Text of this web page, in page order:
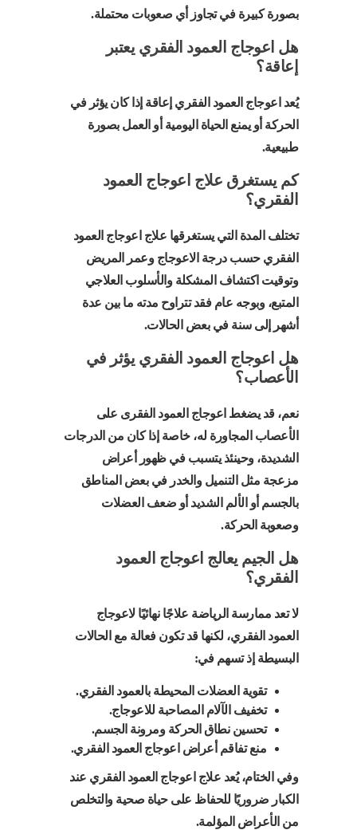
بصورة كبيرة في تجاوز أي صعوبات محتملة.
هل اعوجاج العمود الفقري يعتبر
إعاقة؟
يُعد اعوجاج العمود الفقري إعاقة إذا كان يؤثر في
الحركة أو يمنع الحياة اليومية أو العمل بصورة
طبيعية.
كم يستغرق علاج اعوجاج العمود
الفقري؟
تختلف المدة التي يستغرقها علاج اعوجاج العمود
الفقري حسب درجة الاعوجاج وعمر المريض
وتوقيت اكتشاف المشكلة والأسلوب العلاجي
المتبع، وبوجه عام فقد تتراوح مدته ما بين عدة
أشهر إلى سنة في بعض الحالات.
هل اعوجاج العمود الفقري يؤثر في
الأعصاب؟
نعم، قد يضغط اعوجاج العمود الفقرى على
الأعصاب المجاورة له، خاصة إذا كان من الدرجات
الشديدة، وحينئذ يتسبب في ظهور أعراض
مزعجة مثل التنميل والخدر في بعض المناطق
بالجسم أو الألم الشديد أو ضعف العضلات
وصعوبة الحركة.
هل الجيم يعالج اعوجاج العمود
الفقري؟
لا تعد ممارسة الرياضة علاجًا نهائيًا لاعوجاج
العمود الفقري، لكنها قد تكون فعالة مع الحالات
البسيطة إذ تسهم في:
تقوية العضلات المحيطة بالعمود الفقري.
تخفيف الآلام المصاحبة للاعوجاج.
تحسين نطاق الحركة ومرونة الجسم.
منع تفاقم أعراض اعوجاج العمود الفقري.
وفي الختام، يُعد علاج اعوجاج العمود الفقري عند
الكبار ضروريًا للحفاظ على حياة صحية والتخلص
من الأعراض المؤلمة.